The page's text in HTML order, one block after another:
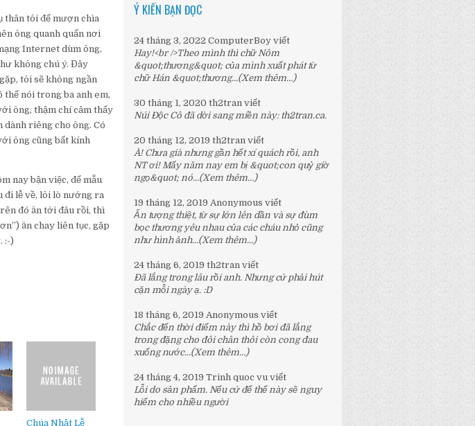
thân tôi để mượn chìa
ông quanh quẩn nơi
Internet dùm ông,
không chú ý. Đây
tôi sẽ không ngần
thể nói trong ba anh em,
ông, thậm chí cảm thấy
riêng cho ông. Có
ông cũng bất kính
nay bận việc, để mẫu
đi lễ về, lôi lò nướng ra
đó ăn tới đâu rồi, thì
ăn chay liên tục, gặp
:-)
Chúa Nhật Lễ
Ý KIẾN BẠN ĐỌC
24 tháng 3, 2022 ComputerBoy viết
Hay!<br />Theo mình thì chữ Nôm
&quot;thương&quot; của mình xuất phát từ
chữ Hán &quot;thương...(Xem thêm...)
30 tháng 1, 2020 th2tran viết
Núi Độc Cô đã dời sang miền này: th2tran.ca.
20 tháng 12, 2019 th2tran viết
À! Chưa già nhưng gần hết xí quách rồi, anh
NT ơi! Mấy năm nay em bị &quot;con quỷ giờ
ngọ&quot; nó...(Xem thêm...)
19 tháng 12, 2019 Anonymous viết
Ấn tượng thiệt, từ sự lớn lên dần và sự đùm
bọc thương yêu nhau của các cháu nhỏ cũng
như hình ảnh...(Xem thêm...)
24 tháng 6, 2019 th2tran viết
Đã lắng trong lâu rồi anh. Nhưng cứ phải hút
cặn mỗi ngày ạ. :D
18 tháng 6, 2019 Anonymous viết
Chắc đến thời điểm này thì hồ bơi đã lắng
trong đặng cho đôi chân thôi còn cong đau
xuống nước...(Xem thêm...)
24 tháng 4, 2019 Trinh quoc vu viết
Lỗi do sản phẩm. Nếu cứ để thế này sẽ nguy
hiểm cho nhiều người